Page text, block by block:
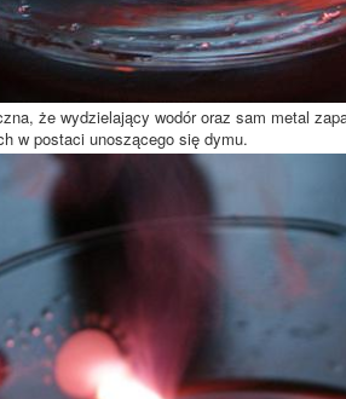
że wydzielający wodór oraz sam metal
w postaci unoszącego się dymu.